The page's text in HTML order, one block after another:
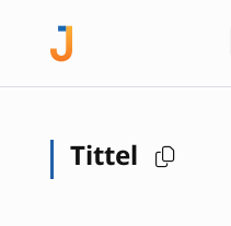
Tittel